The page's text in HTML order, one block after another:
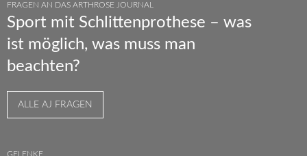
FRAGEN AN DAS ARTHROSE JOURNAL
Sport mit Schlittenprothese – was
ist möglich, was muss man
beachten?
ALLE AJ FRAGEN
GELENKE